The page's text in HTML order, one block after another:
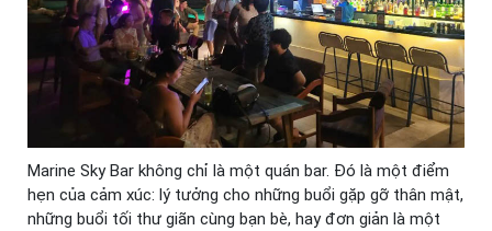
Marine Sky Bar không chỉ là một quán bar. Đó là một điểm
hẹn của cảm xúc: lý tưởng cho những buổi gặp gỡ thân mật,
những buổi tối thư giãn cùng bạn bè, hay đơn giản là một